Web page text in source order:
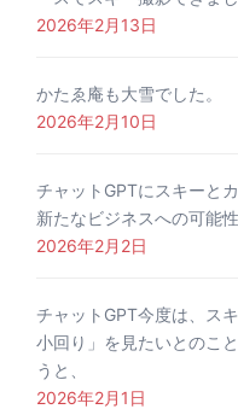
2026年2月13日
かたゑ庵も大雪でした。
2026年2月10日
チャットGPTにスキーと
新たなビジネスへの可能
2026年2月2日
チャットGPT今度は、ス
小回り」を見たいとのこ
うと、
2026年2月1日